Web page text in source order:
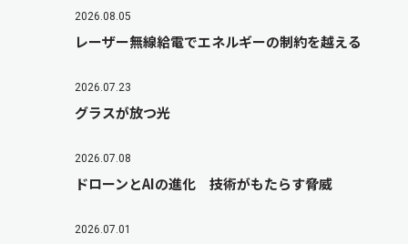
2026.08.05
レーザー無線給電でエネルギーの制約を越える
2026.07.23
グラスが放つ光
2026.07.08
ドローンとAIの進化 技術がもたらす脅威
2026.07.01